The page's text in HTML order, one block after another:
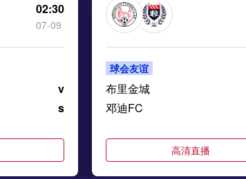
02:30
07-09
v
s
球会友谊
布里金城
邓迪FC
高清直播